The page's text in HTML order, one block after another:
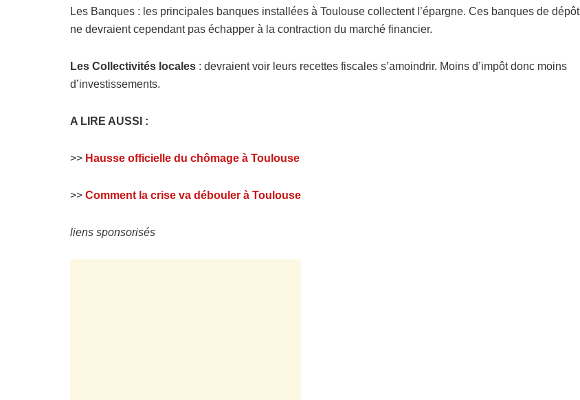
Les Banques : les principales banques installées à Toulouse collectent l’épargne. Ces banques de dépôt
ne devraient cependant pas échapper à la contraction du marché financier.
Les Collectivités locales : devraient voir leurs recettes fiscales s’amoindrir. Moins d’impôt donc moins
d’investissements.
A LIRE AUSSI :
>> Hausse officielle du chômage à Toulouse
>> Comment la crise va débouler à Toulouse
liens sponsorisés